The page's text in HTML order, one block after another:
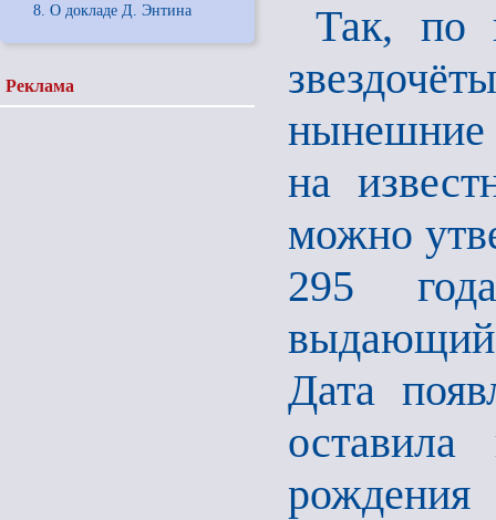
О докладе Д. Энтина
Реклама
Так, по
нынешние
на
можно
295
Дата